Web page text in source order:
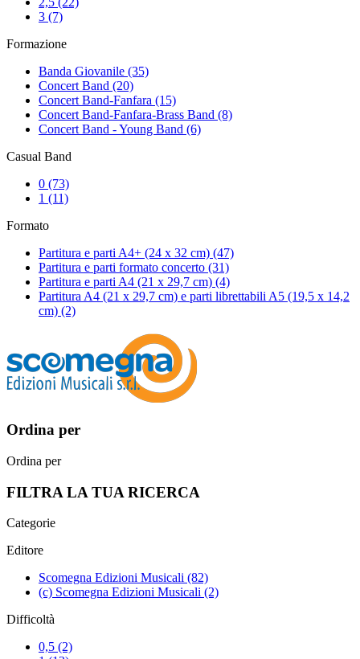
3 (7)
Formazione
Banda Giovanile (35)
Concert Band (20)
Concert Band-Fanfara (15)
Concert Band-Fanfara-Brass Band (8)
Concert Band - Young Band (6)
Casual Band
0 (73)
1 (11)
Formato
Partitura e parti A4+ (24 x 32 cm) (47)
Partitura e parti formato concerto (31)
Partitura e parti A4 (21 x 29,7 cm) (4)
Partitura A4 (21 x 29,7 cm) e parti librettabili A5 (19,5 x 14,2
cm) (2)
Ordina per
Ordina per
FILTRA LA TUA RICERCA
Categorie
Editore
Scomegna Edizioni Musicali (82)
(c) Scomegna Edizioni Musicali (2)
Difficoltà
0,5 (2)